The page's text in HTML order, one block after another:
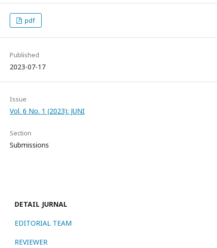
pdf
Published
2023-07-17
Issue
Vol. 6 No. 1 (2023): JUNI
Section
Submissions
DETAIL JURNAL
EDITORIAL TEAM
REVIEWER